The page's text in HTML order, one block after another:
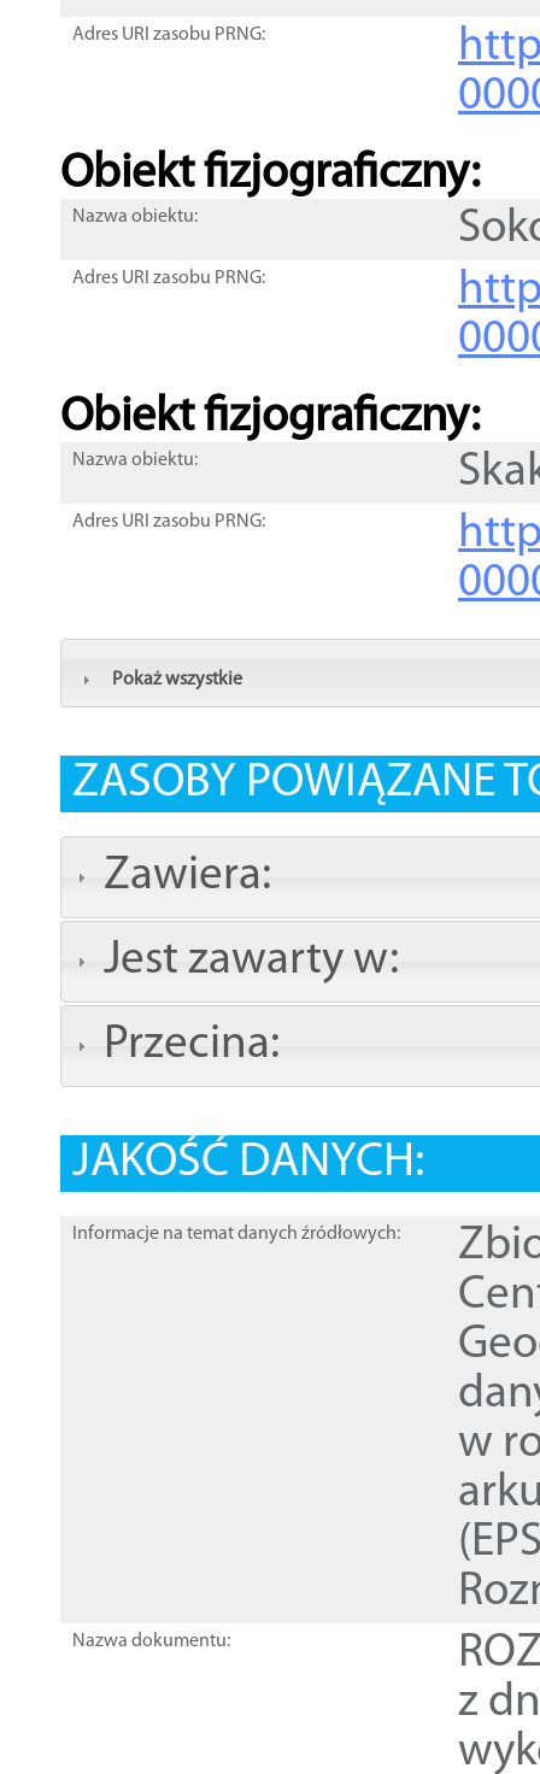
Adres URI zasobu PRNG:
Obiekt fizjograficzny:
Nazwa obiektu:
Adres URI zasobu PRNG:
Obiekt fizjograficzny:
Nazwa obiektu:
Adres URI zasobu PRNG:
Pokaż wszystkie
ZASOBY POWIĄZANE
Zawiera:
Jest zawarty w:
Przecina:
JAKOŚĆ DANYCH:
Informacje na temat danych źródłowych:
w
Nazwa dokumentu:
z